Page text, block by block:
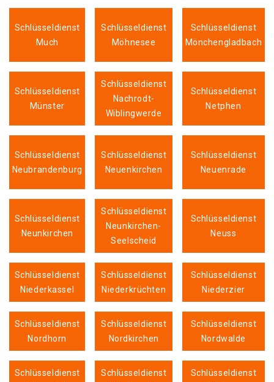
Schlüsseldienst
Much
Schlüsseldienst
Möhnesee
Schlüsseldienst
Mönchengladbach
Schlüsseldienst
Münster
Schlüsseldienst
Nachrodt-
Wiblingwerde
Schlüsseldienst
Netphen
Schlüsseldienst
Neubrandenburg
Schlüsseldienst
Neuenkirchen
Schlüsseldienst
Neuenrade
Schlüsseldienst
Neunkirchen
Schlüsseldienst
Neunkirchen-
Seelscheid
Schlüsseldienst
Neuss
Schlüsseldienst
Niederkassel
Schlüsseldienst
Niederkrüchten
Schlüsseldienst
Niederzier
Schlüsseldienst
Nordhorn
Schlüsseldienst
Nordkirchen
Schlüsseldienst
Nordwalde
Schlüsseldienst
Schlüsseldienst
Schlüsseldienst